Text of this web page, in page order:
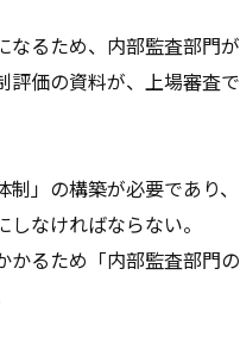
なるため、内部監査部門
評価の資料が、上場審査
制」の構築が必要であり
なければならない。
かるため「内部監査部門